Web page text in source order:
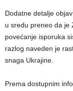
Dodatne detalje
u sredu preneo da je
povećanje isporuka
razlog naveden je
snaga Ukrajine.
Prema dostupnim